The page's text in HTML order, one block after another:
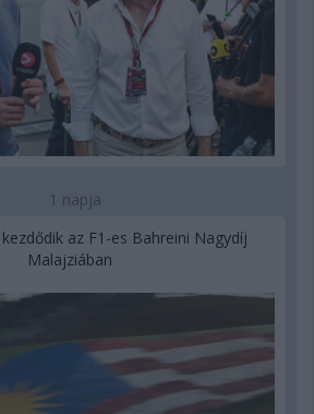
1 napja
az F1-es Bahreini Nagydíj
Malajziában